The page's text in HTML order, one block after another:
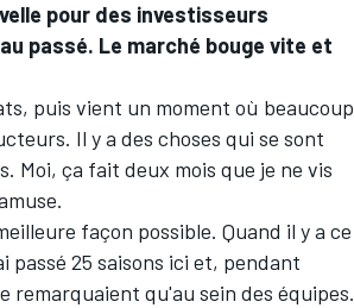
pour des investisseurs
passé. Le marché bouge vite et
puis vient un moment où beaucoup
Il y a des choses qui se sont
Moi, ça fait deux mois que je ne vis
façon possible. Quand il y a ce
25 saisons ici et, pendant
remarquaient qu'au sein des équipes.